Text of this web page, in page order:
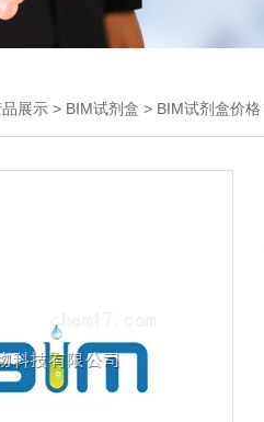
品展示 > BIM试剂盒 > BIM试剂盒价格